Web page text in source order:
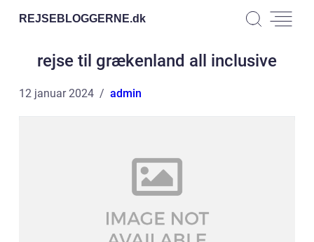
REJSEBLOGGERNE.dk
rejse til grækenland all inclusive
12 januar 2024 admin